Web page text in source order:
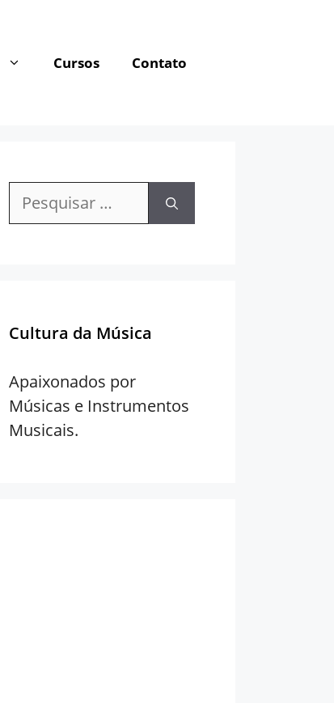
Cursos Contato
Pesquisar
Cultura da Música
Apaixonados por
Músicas e Instrumentos
Musicais.